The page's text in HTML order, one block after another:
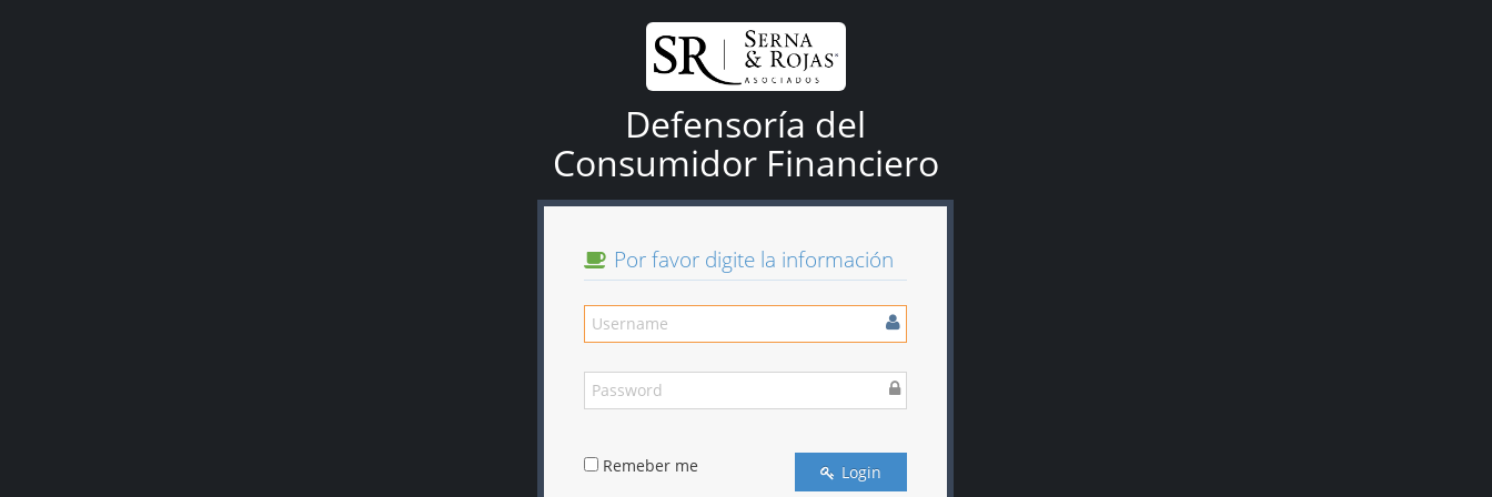
Defensoría del
Consumidor Financiero
Por favor digite la información
Remeber me
Login